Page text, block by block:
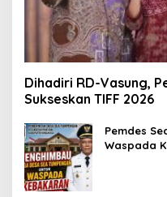
Dihadiri RD-Vasung,
Sukseskan TIFF 2026
Pemdes
Waspada